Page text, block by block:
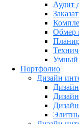
Аудит
Обмер
Умный
Портфолио
Дизайн